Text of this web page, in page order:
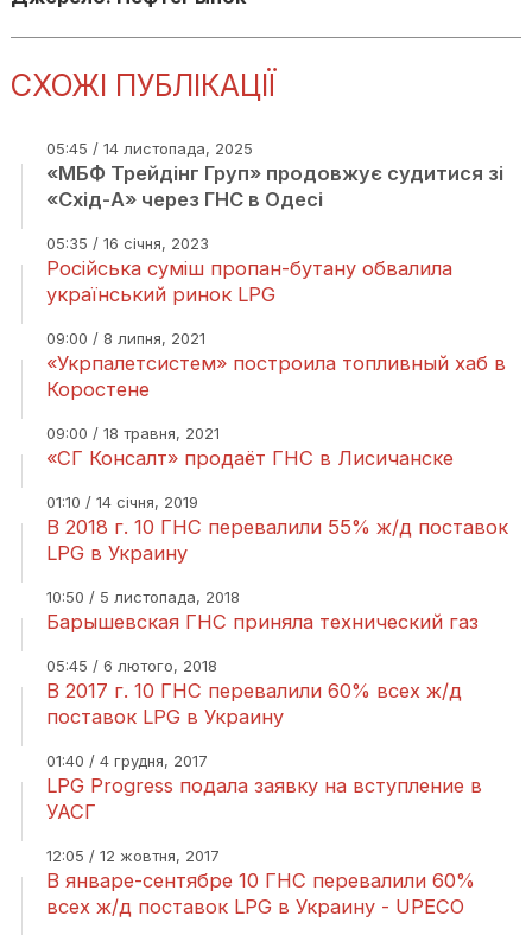
СХОЖІ ПУБЛІКАЦІЇ
05:45 / 14 листопада, 2025
«МБФ Трейдінг Груп» продовжує судитися зі
«Схід-А» через ГНС в Одесі
05:35 / 16 січня, 2023
Російська суміш пропан-бутану обвалила
український ринок LPG
09:00 / 8 липня, 2021
«Укрпалетсистем» построила топливный хаб в
Коростене
09:00 / 18 травня, 2021
«СГ Консалт» продаёт ГНС в Лисичанске
01:10 / 14 січня, 2019
В 2018 г. 10 ГНС перевалили 55% ж/д поставок
LPG в Украину
10:50 / 5 листопада, 2018
Барышевская ГНС приняла технический газ
05:45 / 6 лютого, 2018
В 2017 г. 10 ГНС перевалили 60% всех ж/д
поставок LPG в Украину
01:40 / 4 грудня, 2017
LPG Progress подала заявку на вступление в
УАСГ
12:05 / 12 жовтня, 2017
В январе-сентябре 10 ГНС перевалили 60%
всех ж/д поставок LPG в Украину - UPECO